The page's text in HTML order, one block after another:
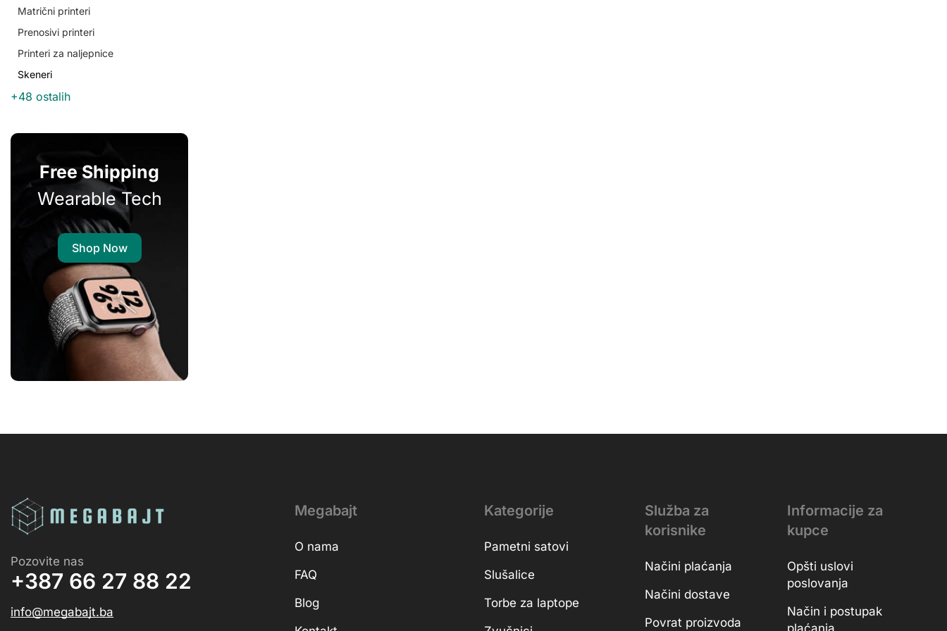
Matrični printeri
Prenosivi printeri
Printeri za naljepnice
Skeneri
+48 ostalih
Free Shipping
Wearable Tech
Shop Now
Pozovite nas
+387 66 27 88 22
info@megabajt.ba
Megabajt
O nama
FAQ
Blog
Kategorije
Pametni satovi
Slušalice
Torbe za laptope
Služba za
korisnike
Načini plaćanja
Načini dostave
Povrat proizvoda
Informacije za
kupce
Opšti uslovi
poslovanja
Način i postupak